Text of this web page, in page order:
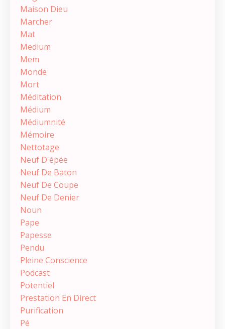
Maison Dieu
Marcher
Mat
Medium
Mem
Monde
Mort
Méditation
Médium
Médiumnité
Mémoire
Nettotage
Neuf D'épée
Neuf De Baton
Neuf De Coupe
Neuf De Denier
Noun
Pape
Papesse
Pendu
Pleine Conscience
Podcast
Potentiel
Prestation En Direct
Purification
Pé